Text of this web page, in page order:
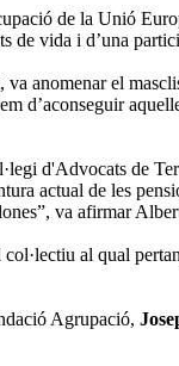
de la Unió
de vida i d’una
anomenar el
d’aconseguir
d'Advocats de
actual de les
va afirmar
al qual
Agrupació,